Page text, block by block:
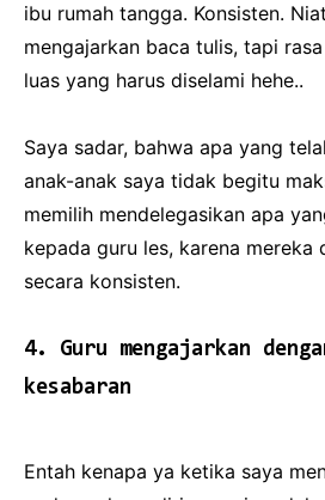
ibu rumah tangga. Konsisten.
mengajarkan baca tulis, tapi
luas yang harus diselami hehe..
Saya sadar, bahwa apa yang
anak-anak saya tidak begitu
memilih mendelegasikan apa
kepada guru les, karena mereka
secara konsisten.
4. Guru mengajarkan
kesabaran
Entah kenapa ya ketika saya